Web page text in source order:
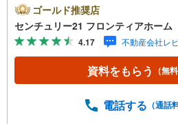
ない家づくり。～自社ブラン
諦めない住まい～■なぜ建売
施工から販売までグループ内
トを徹底カット。その分を「
した■「お金の理想」も諦め
・家計の「見える化」で安
ます。 ・プロならではのア
ゴールド推奨店
センチュリー21 フロンティアホー
4.17 不動産会社レ
資料をもらう （無料
電話する （通話